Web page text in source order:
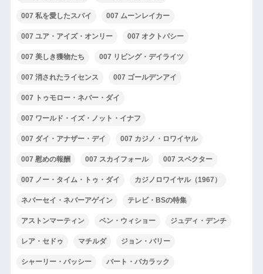
007 私を愛したスパイ 007 ムーンレイカー
007 ユア・アイズ・オンリー 007 オクトパシー
007 美しき獲物たち 007 リビング・デイライツ
007 消されたライセンス 007 ゴールデンアイ
007 トゥモロー・ネバー・ダイ
007 ワールド・イズ・ノット・イナフ
007 ダイ・アナザー・デイ 007 カジノ・ロワイヤル
007 慰めの報酬 007 スカイフォール 007 スペクター
007 ノー・タイム・トゥ・ダイ カジノロワイヤル（1967）
ネバーセイ・ネバーアゲイン テレビ・BSの特集
アストンマーティン ベン・ウィショー ジュディ・デンチ
レア・セドゥ マチルダ ジョン・バリー
シャーリー・バッシー バート・バカラック